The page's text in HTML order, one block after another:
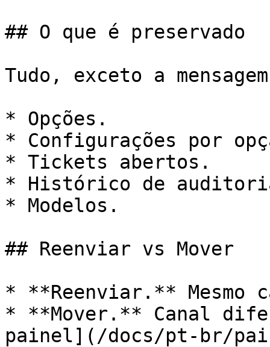
## O que é preservado
Tudo, exceto a
* Opções.
* Configurações por
* Tickets abertos.
* Histórico de
* Modelos.
## Reenviar vs Mover
* **Reenviar.** Mesmo
* **Mover.** Canal
painel](/docs/pt-br/